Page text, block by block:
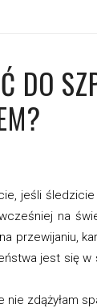
DO
jeśli
na
przewijaniu,
jest się
zdążyłam